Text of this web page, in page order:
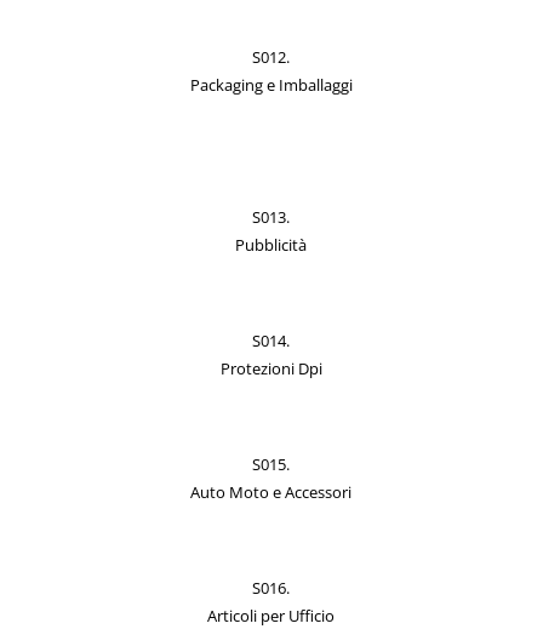
S012.
Packaging e Imballaggi
S013.
Pubblicità
S014.
Protezioni Dpi
S015.
Auto Moto e Accessori
S016.
Articoli per Ufficio